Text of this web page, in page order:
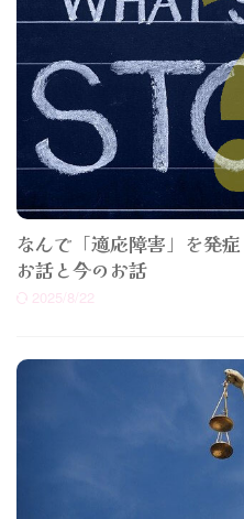
なんで「適応障害」を発
お話と今のお話
2025/8/22